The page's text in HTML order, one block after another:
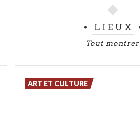
LIEUX
Tout montrer
IlMostasù
ART ET CULTURE